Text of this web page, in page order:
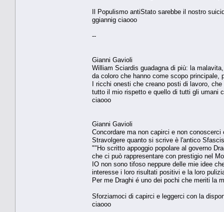
Il Populismo antiStato sarebbe il nostro
ggiannig ciaooo
--
Gianni Gavioli
William Sciardis guadagna di più: la
da coloro che hanno come scopo principale,
I ricchi onesti che creano posti di lavoro,
tutto il mio rispetto e quello di tutti gli umani
ciaooo
Gianni Gavioli
Concordare ma non capirci e non
Stravolgere quanto si scrive è l'antico
""Ho scritto appoggio popolare al governo
che ci può rappresentare con prestigio nel
IO non sono tifoso neppure delle mie idee
interesse i loro risultati positivi e la loro
Per me Draghi é uno dei pochi che meriti la
Sforziamoci di capirci e leggerci con la
ciaooo